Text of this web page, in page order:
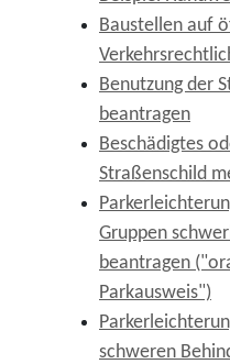
Baustellen auf
Benutzung der
beantragen
Beschädigtes
Straßenschild
Gruppen
beantragen
Parkausweis")
schweren